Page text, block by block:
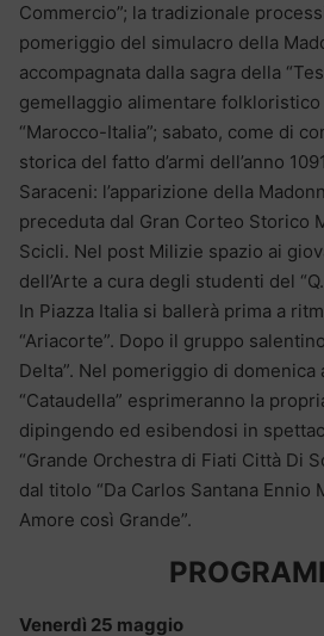
Commercio”; la tradizionale
pomeriggio del simulacro della
accompagnata dalla sagra della
gemellaggio alimentare
“Marocco-Italia”; sabato, come di
storica del fatto d’armi dell’anno
Saraceni: l’apparizione della
preceduta dal Gran Corteo Storico
Scicli. Nel post Milizie spazio ai
dell’Arte a cura degli studenti del
In Piazza Italia si ballerà prima a
“Ariacorte”. Dopo il gruppo
Delta”. Nel pomeriggio di domenica
“Cataudella” esprimeranno la
dipingendo ed esibendosi in
“Grande Orchestra di Fiati Città Di
dal titolo “Da Carlos Santana Ennio
Amore così Grande”.
Venerdì 25 maggio